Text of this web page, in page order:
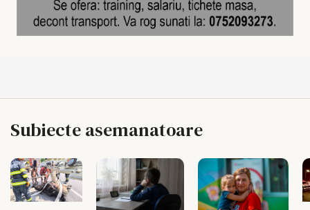
Subiecte asemanatoare